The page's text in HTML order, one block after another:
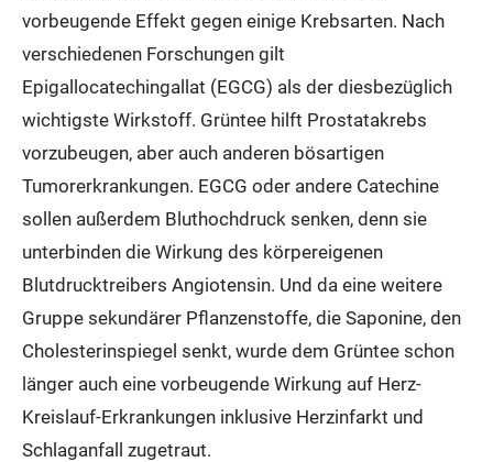
vorbeugende Effekt gegen einige Krebsarten. Nach
verschiedenen Forschungen gilt
Epigallocatechingallat (EGCG) als der diesbezüglich
wichtigste Wirkstoff. Grüntee hilft Prostatakrebs
vorzubeugen, aber auch anderen bösartigen
Tumorerkrankungen. EGCG oder andere Catechine
sollen außerdem Bluthochdruck senken, denn sie
unterbinden die Wirkung des körpereigenen
Blutdrucktreibers Angiotensin. Und da eine weitere
Gruppe sekundärer Pflanzenstoffe, die Saponine, den
Cholesterinspiegel senkt, wurde dem Grüntee schon
länger auch eine vorbeugende Wirkung auf Herz-
Kreislauf-Erkrankungen inklusive Herzinfarkt und
Schlaganfall zugetraut.